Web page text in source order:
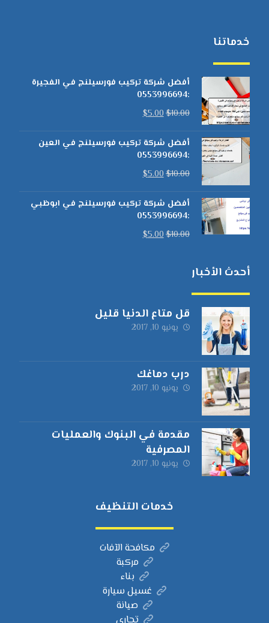
خدماتنا
أفضل شركة تركيب فورسيلنج في الفجيرة
:0553996694
$10.00
$5.00
أفضل شركة تركيب فورسيلنج في العين
:0553996694
$10.00
$5.00
أفضل شركة تركيب فورسيلنج في ابوظبي
:0553996694
$10.00
$5.00
أحدث الأخبار
قل متاع الدنيا قليل
يونيو 10, 2017
درب دماغك
يونيو 10, 2017
مقدمة في البنوك والعمليات
المصرفية
يونيو 10, 2017
خدمات التنظيف
مكافحة الآفات
مركبة
بناء
غسيل سيارة
صيانة